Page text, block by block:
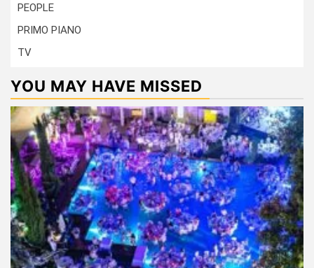
PEOPLE
PRIMO PIANO
TV
YOU MAY HAVE MISSED